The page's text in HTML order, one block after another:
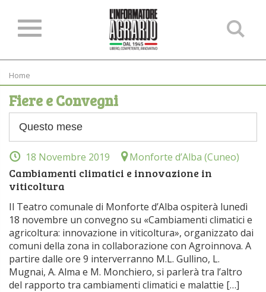
Home
Fiere e Convegni
18 Novembre 2019 Monforte d’Alba (Cuneo)
Cambiamenti climatici e innovazione in
viticoltura
Il Teatro comunale di Monforte d’Alba ospiterà lunedì
18 novembre un convegno su «Cambiamenti climatici e
agricoltura: innovazione in viticoltura», organizzato dai
comuni della zona in collaborazione con Agroinnova. A
partire dalle ore 9 interverranno M.L. Gullino, L.
Mugnai, A. Alma e M. Monchiero, si parlerà tra l’altro
del rapporto tra cambiamenti climatici e malattie […]